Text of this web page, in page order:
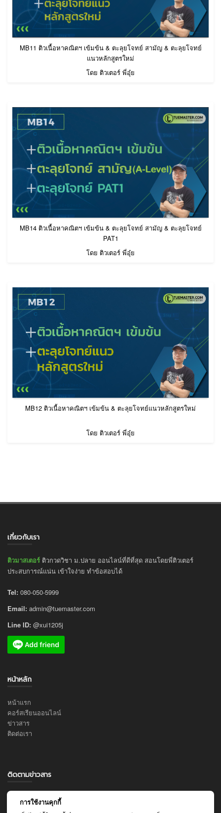
MB11 ติวเนื้อหาคณิตฯ เข้มข้น & ตะลุยโจทย์ สามัญ & ตะลุยโจทย์
แนวหลักสูตรใหม่
โดย ติวเตอร์ พี่อุ๋ย
MB14 ติวเนื้อหาคณิตฯ เข้มข้น & ตะลุยโจทย์ สามัญ & ตะลุยโจทย์
PAT1
โดย ติวเตอร์ พี่อุ๋ย
MB12 ติวเนื้อหาคณิตฯ เข้มข้น & ตะลุยโจทย์แนวหลักสูตรใหม่
โดย ติวเตอร์ พี่อุ๋ย
การใช้งานคุกกี้
เกี่ยวกับเรา
ติวมาสเตอร์ ติวกวดวิชา ม.ปลาย ออนไลน์ที่ดีที่สุด สอนโดยพี่ติวเตอร์
ประสบการณ์แน่น เข้าใจง่าย ทำข้อสอบได้
Tel: 080-050-5999
Email: admin@tuemaster.com
Line ID: @xui1205j
หน้าหลัก
หน้าแรก
คอร์สเรียนออนไลน์
ข่าวสาร
ติดต่อเรา
ติดตามข่าวสาร
คุณสามารถติดตามข่าวสาร โปรโมชั่น และคอร์สใหม่ ๆ ของเราได้จากช่อง